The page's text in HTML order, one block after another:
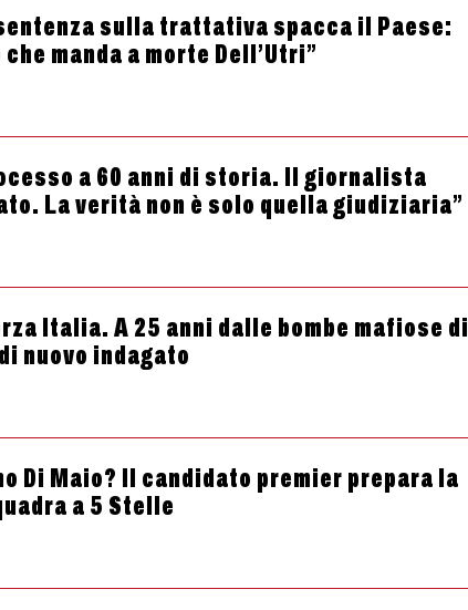
sulla trattativa spacca il Paese:
manda a morte Dell’Utri”
a 60 anni di storia. Il giornalista
La verità non è solo quella giudiziaria”
Italia. A 25 anni dalle bombe mafiose di
nuovo indagato
Di Maio? Il candidato premier prepara la
a 5 Stelle